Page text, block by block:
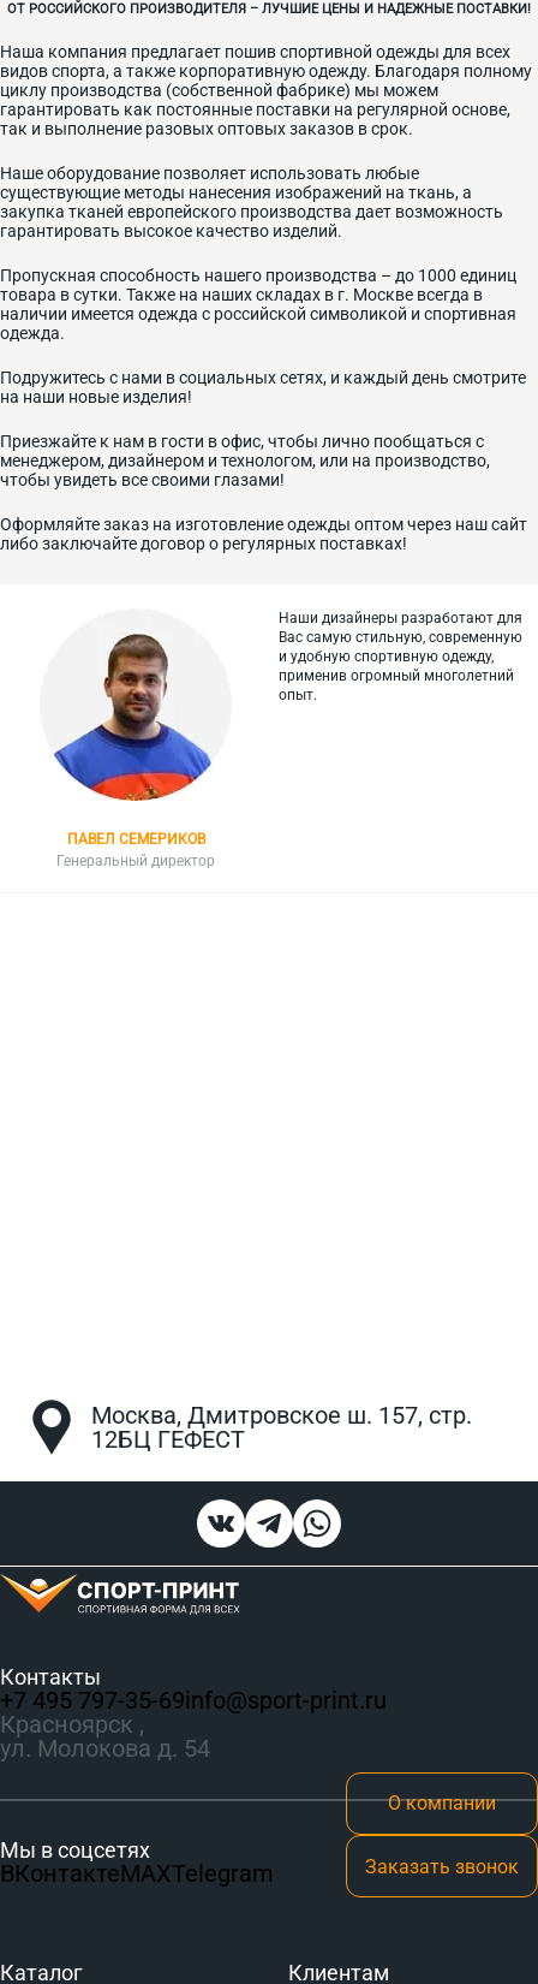
ОТ РОССИЙСКОГО ПРОИЗВОДИТЕЛЯ – ЛУЧШИЕ ЦЕНЫ И НАДЕЖНЫЕ ПОСТАВКИ!
Наша компания предлагает пошив спортивной одежды для всех
видов спорта, а также корпоративную одежду. Благодаря полному
циклу производства (собственной фабрике) мы можем
гарантировать как постоянные поставки на регулярной основе,
так и выполнение разовых оптовых заказов в срок.
Наше оборудование позволяет использовать любые
существующие методы нанесения изображений на ткань, а
закупка тканей европейского производства дает возможность
гарантировать высокое качество изделий.
Пропускная способность нашего производства – до 1000 единиц
товара в сутки. Также на наших складах в г. Москве всегда в
наличии имеется одежда с российской символикой и спортивная
одежда.
Подружитесь с нами в социальных сетях, и каждый день смотрите
на наши новые изделия!
Приезжайте к нам в гости в офис, чтобы лично пообщаться с
менеджером, дизайнером и технологом, или на производство,
чтобы увидеть все своими глазами!
Оформляйте заказ на изготовление одежды оптом через наш сайт
либо заключайте договор о регулярных поставках!
ПАВЕЛ СЕМЕРИКОВ
Генеральный директор
Наши дизайнеры разработают для
Вас самую стильную, современную
и удобную спортивную одежду,
применив огромный многолетний
опыт.
Москва, Дмитровское ш. 157, стр.
12БЦ ГЕФЕСТ
Контакты
+7 495 797‑35-69info@sport-print.ru
Красноярск ,
ул. Молокова д. 54
Мы в соцсетях
ВКонтактеMAXTelegram
О компании
Заказать звонок
Каталог Клиентам